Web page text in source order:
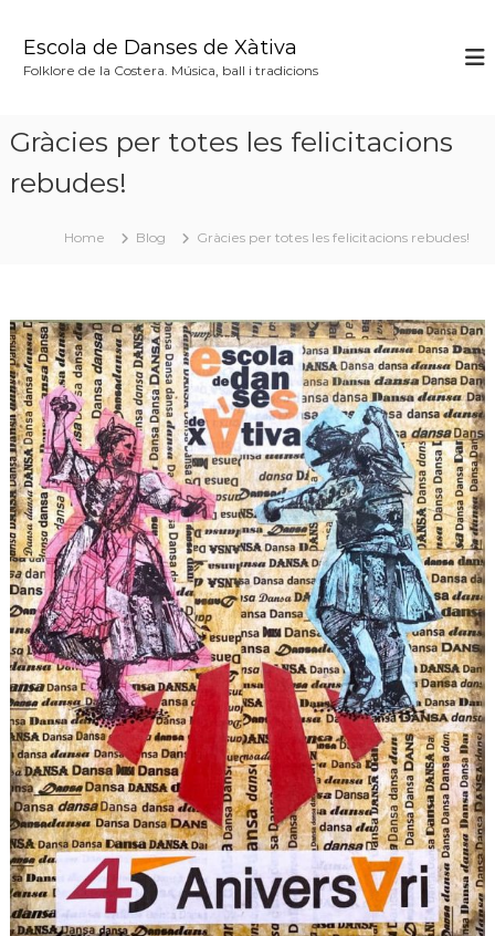
Escola de Danses de Xàtiva
Folklore de la Costera. Música, ball i tradicions
Gràcies per totes les felicitacions
rebudes!
Home Blog Gràcies per totes les felicitacions rebudes!